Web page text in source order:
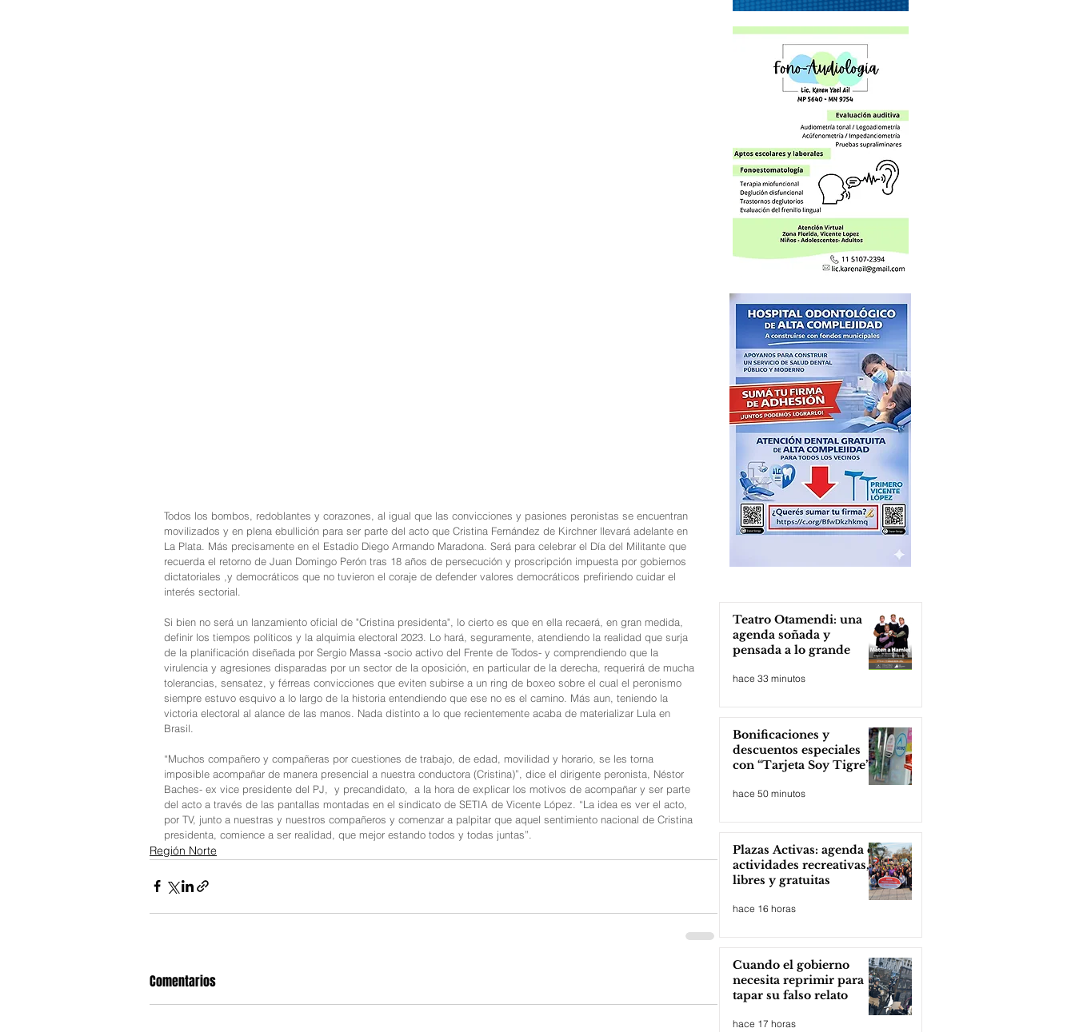
Todos los bombos, redoblantes y corazones, al igual que las convicciones y pasiones peronistas se encuentran
movilizados y en plena ebullición para ser parte del acto que Cristina Fernández de Kirchner llevará adelante en
La Plata. Más precisamente en el Estadio Diego Armando Maradona. Será para celebrar el Día del Militante que
recuerda el retorno de Juan Domingo Perón tras 18 años de persecución y proscripción impuesta por gobiernos
dictatoriales ,y democráticos que no tuvieron el coraje de defender valores democráticos prefiriendo cuidar el
interés sectorial.
Si bien no será un lanzamiento oficial de "Cristina presidenta", lo cierto es que en ella recaerá, en gran medida,
definir los tiempos políticos y la alquimia electoral 2023. Lo hará, seguramente, atendiendo la realidad que surja
de la planificación diseñada por Sergio Massa -socio activo del Frente de Todos- y comprendiendo que la
virulencia y agresiones disparadas por un sector de la oposición, en particular de la derecha, requerirá de mucha
tolerancias, sensatez, y férreas convicciones que eviten subirse a un ring de boxeo sobre el cual el peronismo
siempre estuvo esquivo a lo largo de la historia entendiendo que ese no es el camino. Más aun, teniendo la
victoria electoral al alance de las manos. Nada distinto a lo que recientemente acaba de materializar Lula en
Brasil.
“Muchos compañero y compañeras por cuestiones de trabajo, de edad, movilidad y horario, se les torna
imposible acompañar de manera presencial a nuestra conductora (Cristina)”, dice el dirigente peronista, Néstor
Baches- ex vice presidente del PJ,  y precandidato,  a la hora de explicar los motivos de acompañar y ser parte
del acto a través de las pantallas montadas en el sindicato de SETIA de Vicente López. “La idea es ver el acto,
por TV, junto a nuestras y nuestros compañeros y comenzar a palpitar que aquel sentimiento nacional de Cristina
presidenta, comience a ser realidad, que mejor estando todos y todas juntas”.
Región Norte
Comentarios
Teatro Otamendi: una
agenda soñada y
pensada a lo grande
hace 33 minutos
Bonificaciones y
descuentos especiales
con “Tarjeta Soy Tigre”
hace 50 minutos
Plazas Activas: agenda de
actividades recreativas,
libres y gratuitas
hace 16 horas
Cuando el gobierno
necesita reprimir para
tapar su falso relato
hace 17 horas